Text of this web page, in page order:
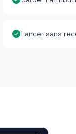
Lancer sans